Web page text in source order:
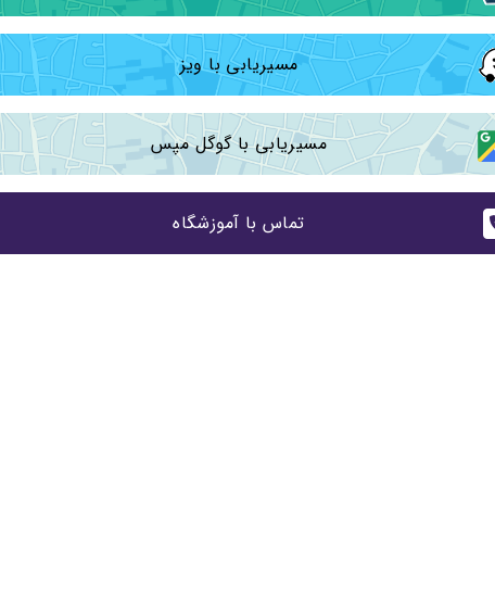
مسیریابی با ویز
مسیریابی با گوگل مپس
تماس با آموزشگاه